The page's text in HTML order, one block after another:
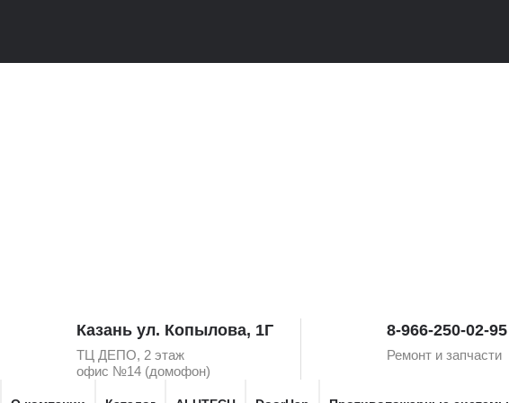
Казань ул. Копылова, 1Г
ТЦ ДЕПО, 2 этаж
офис №14 (домофон)
8-966-250-02-95
Ремонт и запчасти